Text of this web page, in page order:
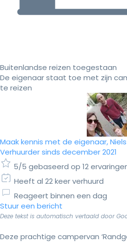
Buitenlandse reizen toegestaan
De eigenaar staat toe met zijn
te reizen
Maak kennis met de eigenaar,
Verhuurder sinds december 2021
5/5 gebaseerd op 12
Heeft al 22 keer verhuurd
Reageert binnen een dag
Stuur een bericht
Deze tekst is automatisch vertaald door
Deze prachtige campervan